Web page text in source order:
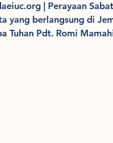
| Perayaan
yang berlangsung di
Tuhan Pdt. Romi